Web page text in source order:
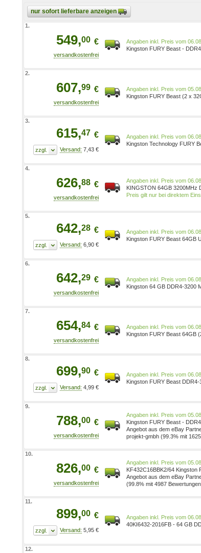
nur sofort lieferbare anzeigen
1.
549,00 €
Preis vom
Kingston FURY Beast -
2.
607,99 €
Preis vom
Kingston FURY Beast (2 x
3.
615,47 €
7,43 €
Preis vom
Kingston Technology FURY
4.
626,88 €
Preis vom
KINGSTON 64GB 3200MHz
FURY Beast Black
Preis gilt nur bei direktem
5.
642,28 €
6,90 €
Preis vom
Kingston FURY Beast 64GB
6.
642,29 €
Preis vom
Kingston 64 GB DDR4-3200
7.
654,84 €
Preis vom
Kingston FURY Beast 64GB
8.
699,90 €
4,99 €
Preis vom
Kingston FURY Beast
9.
788,00 €
Preis vom
Kingston FURY Beast -
KF432C16BBK2/64
Angebot aus dem eBay
projekt-gmbh (99.3% mit
10.
826,00 €
Preis vom
KF432C16BBK2/64 Kingston
3200MT/s DDR4 CL16 DIMM
Angebot aus dem eBay
(99.8% mit 4987
11.
899,00 €
5,95 €
Preis vom
40KI6432-2016FB - 64 GB
12.